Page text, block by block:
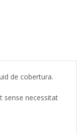
de cobertura.
sense necessitat